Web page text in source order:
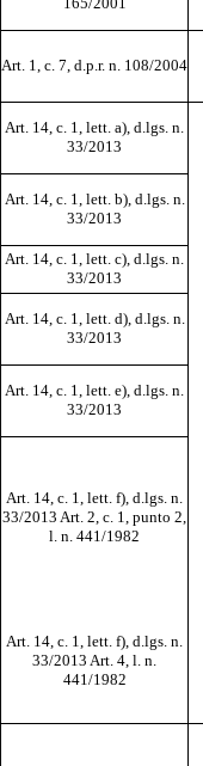
Art. 1, c. 7, d.p.r. n. 108/2004
Art. 14, c. 1, lett. a), d.lgs. n.
33/2013
Art. 14, c. 1, lett. b), d.lgs. n.
33/2013
Art. 14, c. 1, lett. c), d.lgs. n.
33/2013
Art. 14, c. 1, lett. d), d.lgs. n.
33/2013
Art. 14, c. 1, lett. e), d.lgs. n.
33/2013
Art. 14, c. 1, lett. f), d.lgs. n.
33/2013 Art. 2, c. 1, punto 2,
l. n. 441/1982
Art. 14, c. 1, lett. f), d.lgs. n.
33/2013 Art. 4, l. n.
441/1982